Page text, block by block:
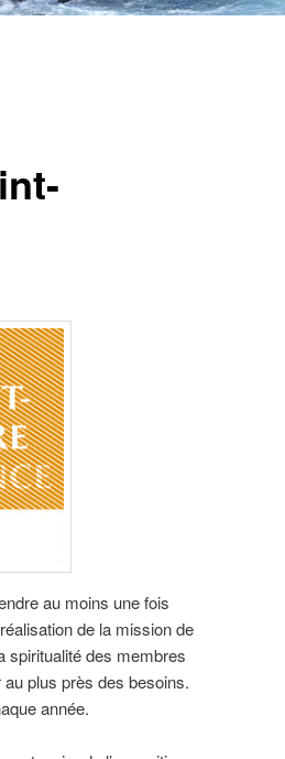
au moins une fois
de la mission de
spiritualité des membres
plus près des besoins.
année.